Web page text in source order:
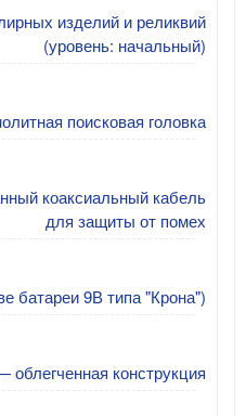
изделий и реликвий
(уровень: начальный)
поисковая головка
коаксиальный кабель
для защиты от помех
батареи 9В типа "Крона")
облегченная конструкция